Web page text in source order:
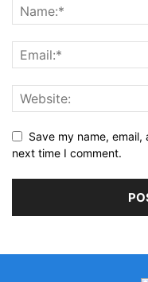
Save my name,
next time I comment.